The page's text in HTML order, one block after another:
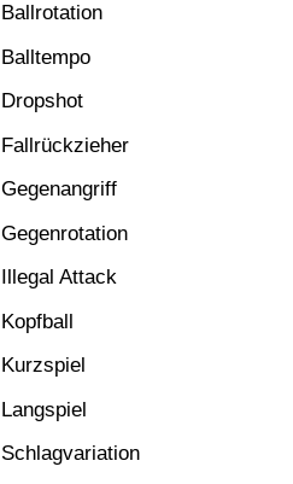
Ballrotation
Balltempo
Dropshot
Fallrückzieher
Gegenangriff
Gegenrotation
Illegal Attack
Kopfball
Kurzspiel
Langspiel
Schlagvariation